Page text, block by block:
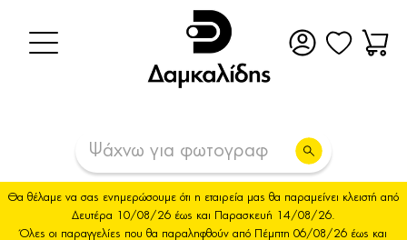
Θα θέλαμε να σας ενημερώσουμε ότι η εταιρεία μας θα παραμείνει κλειστή από
Δευτέρα 10/08/26 έως και Παρασκευή 14/08/26.
Όλες οι παραγγελίες που θα παραληφθούν από Πέμπτη 06/08/26 έως και